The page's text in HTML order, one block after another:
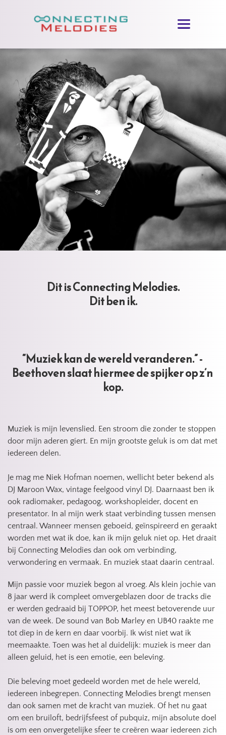
Dit is Connecting Melodies.
Dit ben ik.
“Muziek kan de wereld veranderen.” -
Beethoven slaat hiermee de spijker op z’n
kop.
Muziek is mijn levenslied. Een stroom die zonder te stoppen
door mijn aderen gíert. En mijn grootste geluk is om dat met
iedereen delen.
Je mag me Niek Hofman noemen, wellicht beter bekend als
DJ Maroon Wax, vintage feelgood vinyl DJ. Daarnaast ben ik
ook radiomaker, pedagoog, workshopleider, docent en
presentator. In al mijn werk staat verbinding tussen mensen
centraal. Wanneer mensen geboeid, geïnspireerd en geraakt
worden met wat ik doe, kan ik mijn geluk niet op. Het draait
bij Connecting Melodies dan ook om verbinding,
verwondering en vermaak. En muziek staat daarin centraal.
Mijn passie voor muziek begon al vroeg. Als klein jochie van
8 jaar werd ik compleet omvergeblazen door de tracks die
er werden gedraaid bij TOPPOP, het meest betoverende uur
van de week. De sound van Bob Marley en UB40 raakte me
tot diep in de kern en daar voorbij. Ik wist niet wat ik
meemaakte. Toen was het al duidelijk: muziek is meer dan
alleen geluid, het is een emotie, een beleving.
Die beleving moet gedeeld worden met de hele wereld,
iedereen inbegrepen. Connecting Melodies brengt mensen
dan ook samen met de kracht van muziek. Of het nu gaat
om een bruiloft, bedrijfsfeest of pubquiz, mijn absolute doel
is om een onvergetelijke sfeer te creëren waar iedereen zich